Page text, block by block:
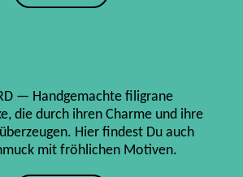
— Handgemachte filigrane
die durch ihren Charme und ihre
Hier findest Du auch
mit fröhlichen Motiven.